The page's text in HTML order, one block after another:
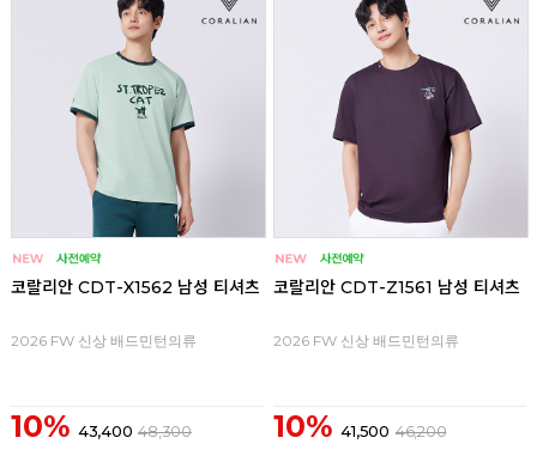
코랄리안 CDT-X1562 남성 티셔츠
2026 FW 신상 배드민턴의류
10% 43,400 48,300
코랄리안 CDT-Z1561 남성 티셔츠
2026 FW 신상 배드민턴의류
10% 41,500 46,200